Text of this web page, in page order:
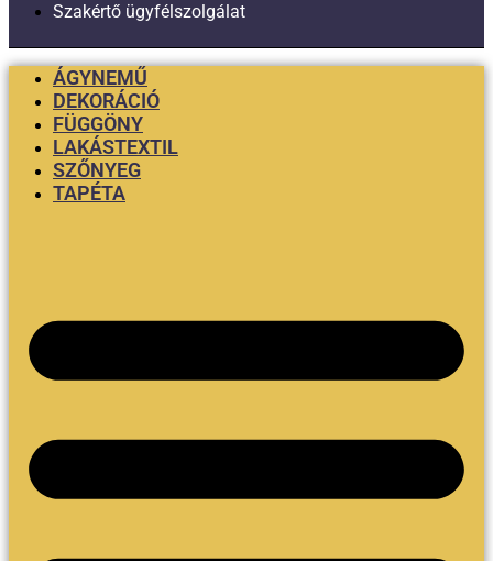
Szakértő ügyfélszolgálat
ÁGYNEMŰ
DEKORÁCIÓ
FÜGGÖNY
LAKÁSTEXTIL
SZŐNYEG
TAPÉTA